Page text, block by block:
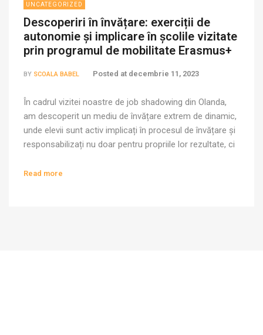
UNCATEGORIZED
Descoperiri în învățare: exerciții de
autonomie și implicare în școlile vizitate
prin programul de mobilitate Erasmus+
BY SCOALA BABEL Posted at decembrie 11, 2023
În cadrul vizitei noastre de job shadowing din Olanda,
am descoperit un mediu de învățare extrem de dinamic,
unde elevii sunt activ implicați în procesul de învățare și
responsabilizați nu doar pentru propriile lor rezultate, ci
comunității. Am fost întâmpinate cu zâmbetul pe buze
Read more